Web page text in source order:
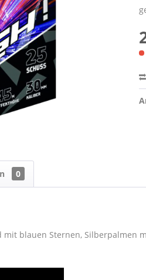
0
blauen Sternen, Silberpalmen